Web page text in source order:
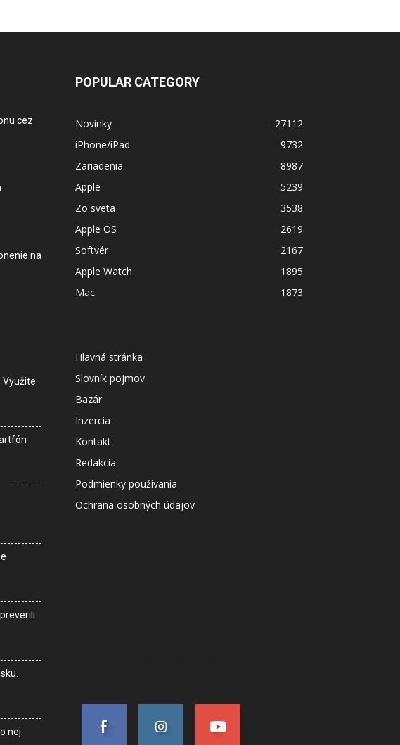
cez
na
Využite
nej
POPULAR CATEGORY
Novinky
27112
iPhone/iPad
9732
Zariadenia
8987
Apple
5239
Zo sveta
3538
Apple OS
2619
Softvér
2167
Apple Watch
1895
Mac
1873
Hlavná stránka
Slovník pojmov
Bazár
Inzercia
Kontakt
Redakcia
Podmienky používania
Ochrana osobných údajov